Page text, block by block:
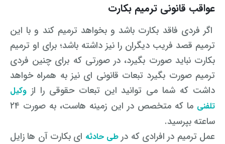
عواقب قانونی ترمیم بکارت
اگر فردی فاقد بکارت باشد و بخواهد ترمیم کند و با این
ترمیم قصد فریب دیگران را نیز داشته باشد؛ برای او ترمیم
بکارت نباید صورت بگیرد، در صورتی که برای چنین فردی
ترمیم صورت بگیرد تبعات قانونی ای نیز به همراه خواهد
داشت که شما می توانید این تبعات حقوقی را از وکیل
تلفنی
ما که متخصص در این زمینه هاست، به صورت ۲۴
ساعته بپرسید.
عمل ترمیم در افرادی که در طی حادثه ای بکارت آن ها زایل